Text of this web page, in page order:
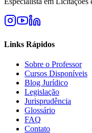
Links Rápidos
Sobre o Professor
Cursos Disponíveis
Blog Jurídico
Legislação
Jurisprudência
Glossário
FAQ
Contato